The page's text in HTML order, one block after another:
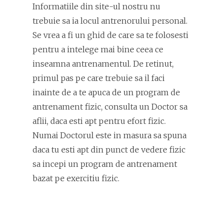
Informatiile din site-ul nostru nu
trebuie sa ia locul antrenorului personal.
Se vrea a fi un ghid de care sa te folosesti
pentru a intelege mai bine ceea ce
inseamna antrenamentul. De retinut,
primul pas pe care trebuie sa il faci
inainte de a te apuca de un program de
antrenament fizic, consulta un Doctor sa
aflii, daca esti apt pentru efort fizic.
Numai Doctorul este in masura sa spuna
daca tu esti apt din punct de vedere fizic
sa incepi un program de antrenament
bazat pe exercitiu fizic.